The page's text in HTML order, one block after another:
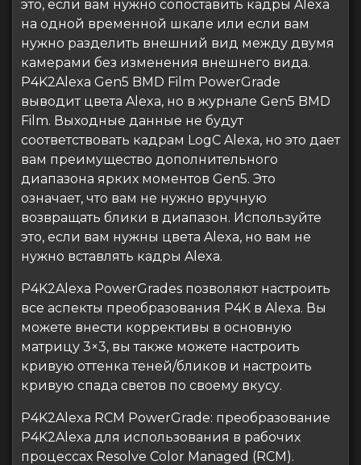
это, если вам нужно сопоставить кадры Alexa
на одной временной шкале или если вам
нужно разделить внешний вид между двумя
камерами без изменения внешнего вида.
P4K2Alexa Gen5 BMD Film PowerGrade
выводит цвета Alexa, но в журнале Gen5 BMD
Film. Выходные данные не будут
соответствовать кадрам LogC Alexa, но это дает
вам преимущество дополнительного
диапазона ярких моментов Gen5. Это
означает, что вам не нужно вручную
возвращать блики в диапазон. Используйте
это, если вам нужны цвета Alexa, но вам не
нужно вставлять кадры Alexa.
P4K2Alexa PowerGrades позволяют настроить
все аспекты преобразования P4K в Alexa. Вы
можете внести коррективы в основную
матрицу 3×3, вы также можете настроить
кривую оттенка теней/бликов и настроить
кривую спада светов по своему вкусу.
P4K2Alexa RCM PowerGrade: преобразование
P4K2Alexa для использования в рабочих
процессах Resolve Color Managed (RCM).